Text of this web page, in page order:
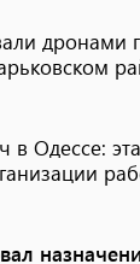
дронами
в Одессе: